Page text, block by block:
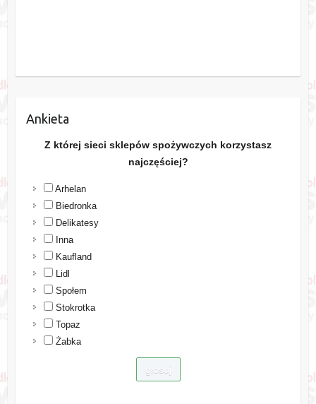
Ankieta
Z której sieci sklepów spożywczych korzystasz
najczęściej?
Arhelan
Biedronka
Delikatesy
Inna
Kaufland
Lidl
Społem
Stokrotka
Topaz
Żabka